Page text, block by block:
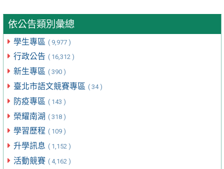
依公告類別彙總
學生專區 ( 9,977 )
行政公告 ( 16,312 )
新生專區 ( 390 )
臺北市語文競賽專區 ( 34 )
防疫專區 ( 143 )
榮耀南湖 ( 318 )
學習歷程 ( 109 )
升學訊息 ( 1,152 )
活動競賽 ( 4,162 )